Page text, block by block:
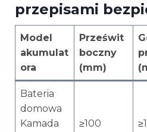
przepisami
Model
akumulat
ora
Prześwit
boczny
(mm)
Bateria
domowa
Kamada
≥100